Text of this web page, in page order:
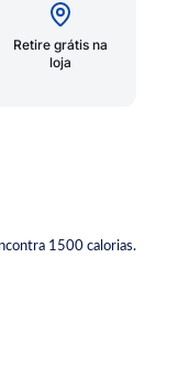
Retire grátis na
loja
1500 calorias.